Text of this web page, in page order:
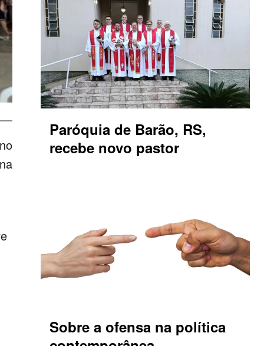
Paróquia de Barão, RS,
recebe novo pastor
Sobre a ofensa na política